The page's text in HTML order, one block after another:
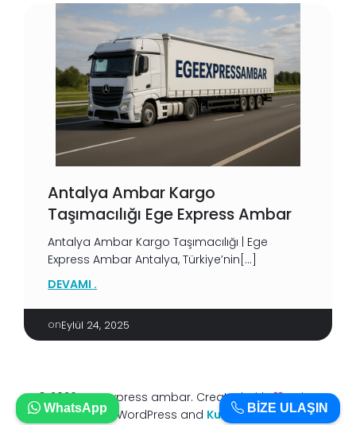
Antalya Ambar Kargo
Taşımacılığı Ege Express Ambar
Antalya Ambar Kargo Taşımacılığı | Ege
Express Ambar Antalya, Türkiye’nin[…]
DEVAMI .
onEylül 24, 2025
© 2026 Ege express ambar. Created with
using
WordPress and Kubio BİZE ULAŞIN
WhatsApp